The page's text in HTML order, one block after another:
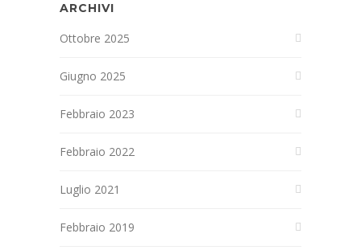
ARCHIVI
Ottobre 2025
Giugno 2025
Febbraio 2023
Febbraio 2022
Luglio 2021
Febbraio 2019